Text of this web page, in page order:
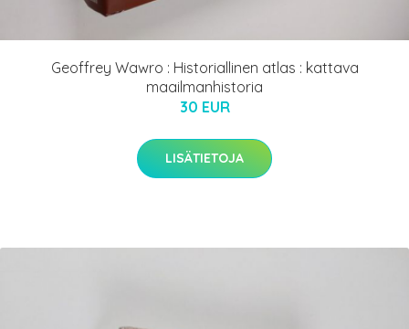
Geoffrey Wawro : Historiallinen atlas : kattava
maailmanhistoria
30 EUR
LISÄTIETOJA